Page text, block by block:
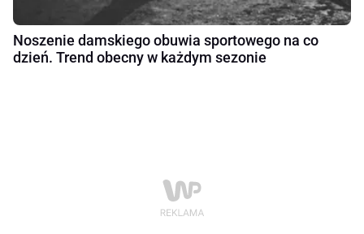
Noszenie damskiego obuwia sportowego na co
dzień. Trend obecny w każdym sezonie